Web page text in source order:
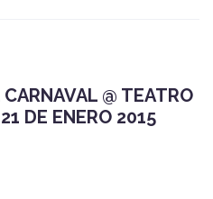
@ TEATRO
DE ENERO 2015